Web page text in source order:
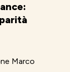
Marco